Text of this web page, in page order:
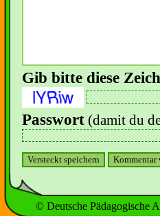
Gib bitte diese
Passwort (damit du
© Deutsche Pädagogische